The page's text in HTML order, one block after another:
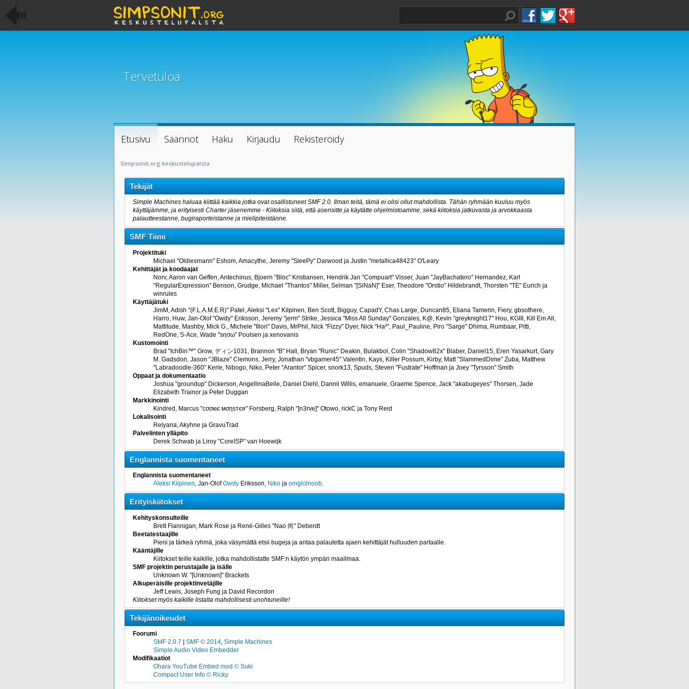
Tervetuloa
Etusivu Säännöt Haku Kirjaudu Rekisteröidy
Simpsonit.org keskustelupalsta
Tekijät
Simple Machines haluaa kiittää kaikkia jotka ovat osallistuneet SMF 2.0. Ilman teitä, tämä ei olisi ollut mahdollista. Tähän ryhmään kuuluu myös
käyttäjämme, ja erityisesti Charter jäsenemme - Kiitoksia siitä, että asensitte ja käytätte ohjelmistoamme, sekä kiitoksia jatkuvasta ja arvokkaasta
palautteestanne, bugiraporteistanne ja mielipiteistänne.
SMF Tiimi
Projektituki
Michael "Oldiesmann" Eshom, Amacythe, Jeremy "SleePy" Darwood ja Justin "metallica48423" O'Leary
Kehittäjät ja koodaajat
Norv, Aaron van Geffen, Antechinus, Bjoern "Bloc" Kristiansen, Hendrik Jan "Compuart" Visser, Juan "JayBachatero" Hernandez, Karl
"RegularExpression" Benson, Grudge, Michael "Thantos" Miller, Selman "[SiNaN]" Eser, Theodore "Orstio" Hildebrandt, Thorsten "TE" Eurich ja
winrules
Käyttäjätuki
JimM, Adish "(F.L.A.M.E.R)" Patel, Aleksi "Lex" Kilpinen, Ben Scott, Bigguy, CapadY, Chas Large, Duncan85, Eliana Tamerin, Fiery, gbsothere,
Harro, Huw, Jan-Olof "Owdy" Eriksson, Jeremy "jerm" Strike, Jessica "Miss All Sunday" Gonzales, K@, Kevin "greyknight17" Hou, KGIII, Kill Em All,
Mattitude, Mashby, Mick G., Michele "Illori" Davis, MrPhil, Nick "Fizzy" Dyer, Nick "Ha²", Paul_Pauline, Piro "Sarge" Dhima, Rumbaar, Pitti,
RedOne, S-Ace, Wade "sησω" Poulsen ja xenovanis
Kustomointi
Brad "IchBin™" Grow, ディン1031, Brannon "B" Hall, Bryan "Runic" Deakin, Bulakbol, Colin "Shadow82x" Blaber, Daniel15, Eren Yasarkurt, Gary
M. Gadsdon, Jason "JBlaze" Clemons, Jerry, Jonathan "vbgamer45" Valentin, Kays, Killer Possum, Kirby, Matt "SlammedDime" Zuba, Matthew
"Labradoodle-360" Kerle, Nibogo, Niko, Peter "Arantor" Spicer, snork13, Spuds, Steven "Fustrate" Hoffman ja Joey "Tyrsson" Smith
Oppaat ja dokumentaatio
Joshua "groundup" Dickerson, AngellinaBelle, Daniel Diehl, Dannii Willis, emanuele, Graeme Spence, Jack "akabugeyes" Thorsen, Jade
Elizabeth Trainor ja Peter Duggan
Markkinointi
Kindred, Marcus "cσσкιє мσηѕтєя" Forsberg, Ralph "[n3rve]" Otowo, rickC ja Tony Reid
Lokalisointi
Relyana, Akyhne ja GravuTrad
Palvelinten ylläpito
Derek Schwab ja Liroy "CoreISP" van Hoewijk
Englannista suomentaneet
Englannista suomentaneet
Aleksi Kilpinen, Jan-OlofOwdyEriksson, Nikoja omglolnoob.
Erityiskiitokset
Kehityskonsulteille
Brett Flannigan, Mark Rose ja René-Gilles "Nao 尚" Deberdt
Beetatestaajille
Pieni ja tärkeä ryhmä, joka väsymättä etsii bugeja ja antaa palautetta ajaen kehittäjät hulluuden partaalle.
Kääntäjille
Kiitokset teille kaikille, jotka mahdollistatte SMF:n käytön ympäri maailmaa.
SMF projektin perustajalle ja isälle
Unknown W. "[Unknown]" Brackets
Alkuperäisille projektinvetäjille
Jeff Lewis, Joseph Fung ja David Recordon
Kiitokset myös kaikille listalta mahdollisesti unohtuneille!
Tekijänoikeudet
Foorumi
SMF 2.0.7
SMF © 2014, Simple Machines
Simple Audio Video Embedder
Modifikaatiot
Ohara YouTube Embed mod © Suki
Compact User Info © Ricky.